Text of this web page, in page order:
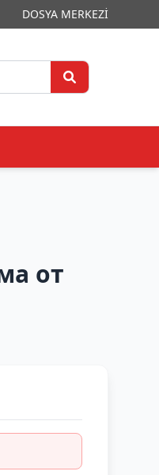
DOSYA MERKEZİ
от